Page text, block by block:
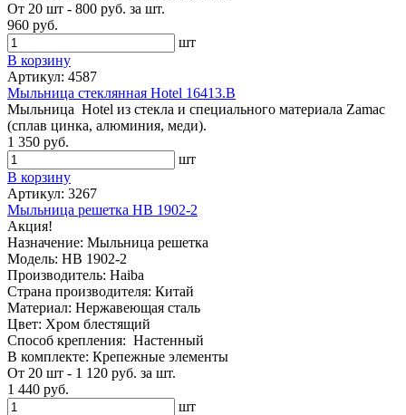
От 20 шт - 800 руб. за шт.
960 руб.
шт
В корзину
Артикул: 4587
Мыльница стеклянная Hotel 16413.B
Мыльница Hotel из стекла и специального материала Zamac
(сплав цинка, алюминия, меди).
1 350 руб.
шт
В корзину
Артикул: 3267
Мыльница решетка HB 1902-2
Акция!
Назначение: Мыльница решетка
Модель: HB 1902-2
Производитель: Haiba
Страна производителя: Китай
Материал: Нержавеющая сталь
Цвет: Хром блестящий
Способ крепления: Настенный
В комплекте: Крепежные элементы
От 20 шт - 1 120 руб. за шт.
1 440 руб.
шт